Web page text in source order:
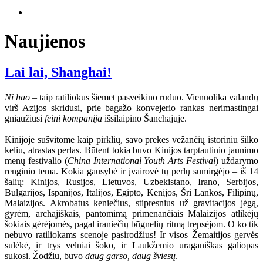
Naujienos
Lai lai, Shanghai!
Ni hao – taip ratiliokus šiemet pasveikino ruduo. Vienuolika valandų
virš Azijos skridusi, prie bagažo konvejerio rankas nerimastingai
gniaužiusi feini kompanija išsilaipino Šanchajuje.
Kinijoje sušvitome kaip pirklių, savo prekes vežančių istoriniu šilko
keliu, atrastas perlas. Būtent tokia buvo Kinijos tarptautinio jaunimo
menų festivalio (China International Youth Arts Festival) uždarymo
renginio tema. Kokia gausybė ir įvairovė tų perlų sumirgėjo – iš 14
šalių: Kinijos, Rusijos, Lietuvos, Uzbekistano, Irano, Serbijos,
Bulgarijos, Ispanijos, Italijos, Egipto, Kenijos, Šri Lankos, Filipinų,
Malaizijos. Akrobatus keniečius, stipresnius už gravitacijos jėgą,
gyrėm, archajiškais, pantomimą primenančiais Malaizijos atlikėjų
šokiais gėrėjomės, pagal iraniečių būgnelių ritmą trepsėjom. O ko tik
nebuvo ratiliokams scenoje pasirodžius! Ir visos Žemaitijos gervės
sulėkė, ir trys velniai šoko, ir Laukžemio uraganiškas galiopas
sukosi. Žodžiu, buvo daug garso, daug šviesų.